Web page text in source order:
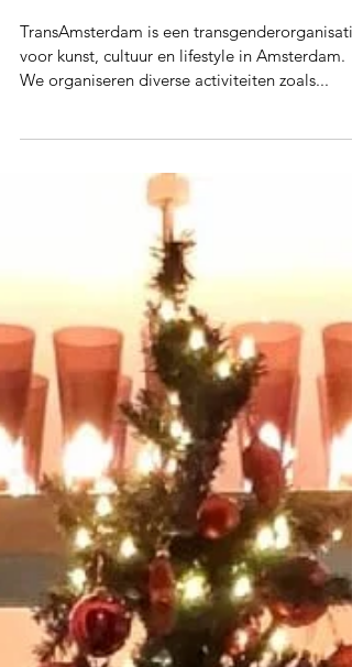
TransAmsterdam
TransAmsterdam is een transgenderorganisatie
voor kunst, cultuur en lifestyle in Amsterdam.